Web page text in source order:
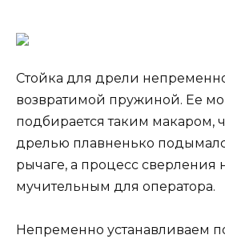
Стойка для дрели
возвратимой пружиной. Ее
подбирается таким макаром,
дрелью плавненько
рычаге, а процесс сверления
мучительным для оператора.
Непременно устанавливаем